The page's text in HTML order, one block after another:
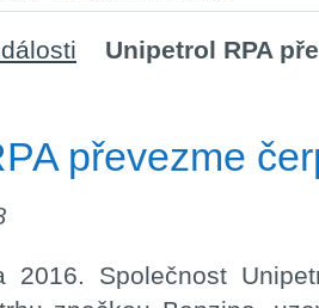
Unipetrol RPA
převezme
2016. Společnost